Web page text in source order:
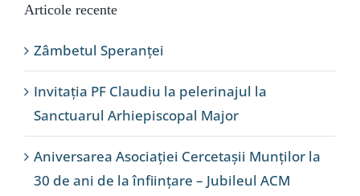
Articole recente
Zâmbetul Speranței
Invitația PF Claudiu la pelerinajul la
Sanctuarul Arhiepiscopal Major
Aniversarea Asociației Cercetașii Munților la
30 de ani de la înființare – Jubileul ACM